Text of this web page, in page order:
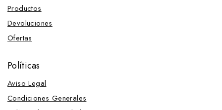
Productos
Devoluciones
Ofertas
Políticas
Aviso Legal
Condiciones Generales